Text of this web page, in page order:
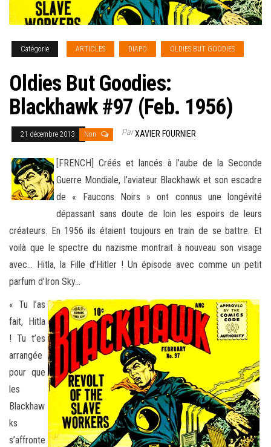
Catégorie ARTICLES DIAPO OLDIES BUT GOODIES
Oldies But Goodies:
Blackhawk #97 (Feb. 1956)
21 décembre 2013 Non ParXAVIER FOURNIER
[FRENCH] Créés et lancés à l’aube de la Seconde
Guerre Mondiale, l’aviateur Blackhawk et son escadre
de « Faucons Noirs » ont connus une longévité
dépassant sans doute de loin les espoirs de leurs
créateurs. En 1956 ils étaient toujours en train de se battre. Et
voilà que le spectre du nazisme montrait à nouveau son visage
avec… Hitla, la Fille d’Hitler ! Un épisode avec comme un petit
parfum d’Iron Sky…
« Tu l’as
fait, Hitla
! Tu t’es
arrangée
pour que
les
Blackhaw
ks
s’affronte